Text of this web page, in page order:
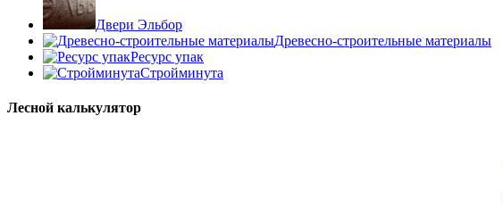
Двери Эльбор
Древесно-строительные материалы
Ресурс упак
Стройминута
Лесной калькулятор